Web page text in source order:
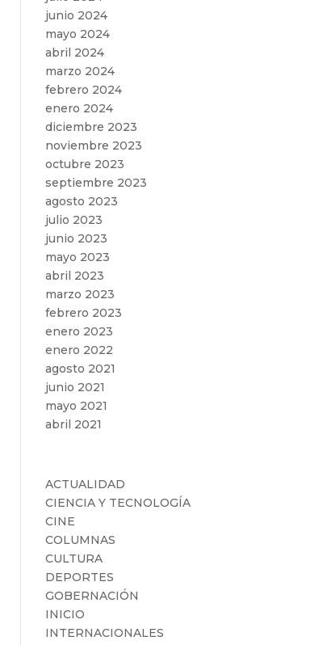
junio 2024
mayo 2024
abril 2024
marzo 2024
febrero 2024
enero 2024
diciembre 2023
noviembre 2023
octubre 2023
septiembre 2023
agosto 2023
julio 2023
junio 2023
mayo 2023
abril 2023
marzo 2023
febrero 2023
enero 2023
enero 2022
agosto 2021
junio 2021
mayo 2021
abril 2021
ACTUALIDAD
CIENCIA Y TECNOLOGÍA
CINE
COLUMNAS
CULTURA
DEPORTES
GOBERNACIÓN
INICIO
INTERNACIONALES